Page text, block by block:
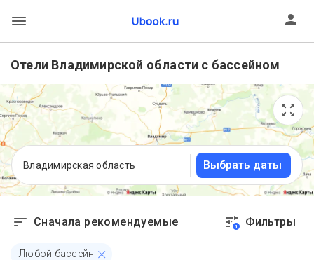
Отели Владимирской области с бассейном
Владимирская область Выбрать даты
Сначала рекомендуемые 1 Фильтры
Любой бассейн